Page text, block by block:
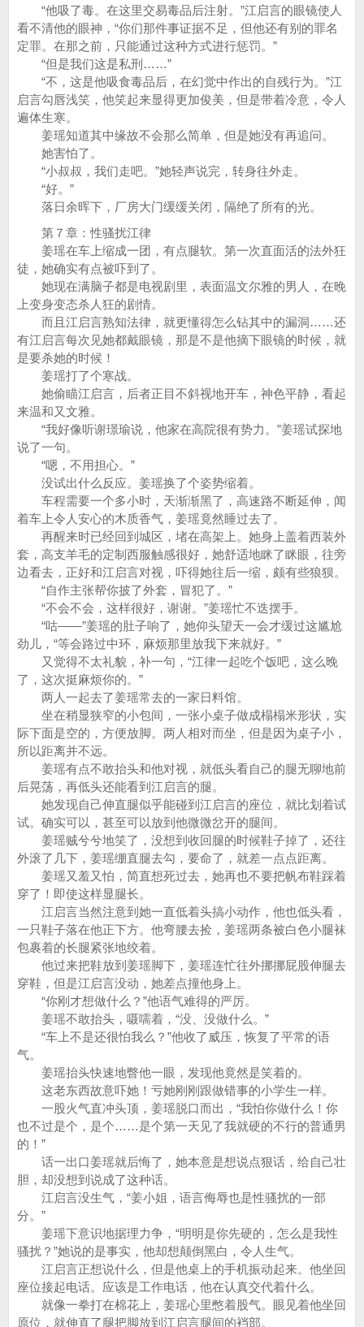
“他吸了毒。在这里交易毒品后注射。”江启言的眼镜使人
看不清他的眼神，“你们那件事证据不足，但他还有别的罪名
定罪。在那之前，只能通过这种方式进行惩罚。”
“但是我们这是私刑……”
“不，这是他吸食毒品后，在幻觉中作出的自残行为。”江
启言勾唇浅笑，他笑起来显得更加俊美，但是带着冷意，令人
遍体生寒。
姜瑶知道其中缘故不会那么简单，但是她没有再追问。
她害怕了。
“小叔叔，我们走吧。”她轻声说完，转身往外走。
“好。”
落日余晖下，厂房大门缓缓关闭，隔绝了所有的光。
第７章：性骚扰江律
姜瑶在车上缩成一团，有点腿软。第一次直面活的法外狂
徒，她确实有点被吓到了。
她现在满脑子都是电视剧里，表面温文尔雅的男人，在晚
上变身变态杀人狂的剧情。
而且江启言熟知法律，就更懂得怎么钻其中的漏洞……还
有江启言每次见她都戴眼镜，那是不是他摘下眼镜的时候，就
是要杀她的时候！
姜瑶打了个寒战。
她偷瞄江启言，后者正目不斜视地开车，神色平静，看起
来温和又文雅。
“我好像听谢璟瑜说，他家在高院很有势力。”姜瑶试探地
说了一句。
“嗯，不用担心。”
没试出什么反应。姜瑶换了个姿势缩着。
车程需要一个多小时，天渐渐黑了，高速路不断延伸，闻
着车上令人安心的木质香气，姜瑶竟然睡过去了。
再醒来时已经回到城区，堵在高架上。她身上盖着西装外
套，高支羊毛的定制西服触感很好，她舒适地眯了眯眼，往旁
边看去，正好和江启言对视，吓得她往后一缩，颇有些狼狈。
“自作主张帮你披了外套，冒犯了。”
“不会不会，这样很好，谢谢。”姜瑶忙不迭摆手。
“咕——”姜瑶的肚子响了，她仰头望天一会才缓过这尴尬
劲儿，“等会路过中环，麻烦那里放我下来就好。”
又觉得不太礼貌，补一句，“江律一起吃个饭吧，这么晚
了，这次挺麻烦你的。”
两人一起去了姜瑶常去的一家日料馆。
坐在稍显狭窄的小包间，一张小桌子做成榻榻米形状，实
际下面是空的，方便放脚。两人相对而坐，但是因为桌子小，
所以距离并不远。
姜瑶有点不敢抬头和他对视，就低头看自己的腿无聊地前
后晃荡，再低头还能看到江启言的腿。
她发现自己伸直腿似乎能碰到江启言的座位，就比划着试
试。确实可以，甚至可以放到他微微岔开的腿间。
姜瑶贼兮兮地笑了，没想到收回腿的时候鞋子掉了，还往
外滚了几下，姜瑶绷直腿去勾，要命了，就差一点点距离。
姜瑶又羞又怕，简直想死过去，她再也不要把帆布鞋踩着
穿了！即使这样显腿长。
江启言当然注意到她一直低着头搞小动作，他也低头看，
一只鞋子落在他正下方。他弯腰去捡，姜瑶两条被白色小腿袜
包裹着的长腿紧张地绞着。
他过来把鞋放到姜瑶脚下，姜瑶连忙往外挪挪屁股伸腿去
穿鞋，但是江启言没动，她差点撞他身上。
“你刚才想做什么？”他语气难得的严厉。
姜瑶不敢抬头，嗫嚅着，“没、没做什么。”
“车上不是还很怕我么？”他收了威压，恢复了平常的语
气。
姜瑶抬头快速地瞥他一眼，发现他竟然是笑着的。
这老东西故意吓她！亏她刚刚跟做错事的小学生一样。
一股火气直冲头顶，姜瑶脱口而出，“我怕你做什么！你
也不过是个，是个……是个第一天见了我就硬的不行的普通男
的！”
话一出口姜瑶就后悔了，她本意是想说点狠话，给自己壮
胆，却没想到说成了这种话。
江启言没生气，“姜小姐，语言侮辱也是性骚扰的一部
分。”
姜瑶下意识地据理力争，“明明是你先硬的，怎么是我性
骚扰？”她说的是事实，他却想颠倒黑白，令人生气。
江启言正想说什么，但是他桌上的手机振动起来。他坐回
座位接起电话。应该是工作电话，他在认真交代着什么。
就像一拳打在棉花上，姜瑶心里憋着股气。眼见着他坐回
原位，就伸直了腿把脚放到江启言腿间的裆部。